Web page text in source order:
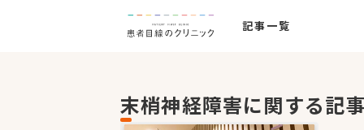
記事一覧
末梢神経障害に関する記